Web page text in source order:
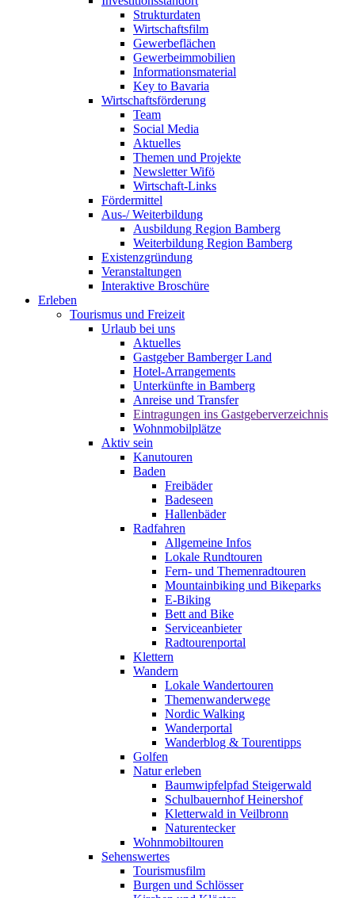
Strukturdaten
Wirtschaftsfilm
Gewerbeflächen
Gewerbeimmobilien
Informationsmaterial
Key to Bavaria
Wirtschaftsförderung
Team
Social Media
Aktuelles
Themen und Projekte
Newsletter Wifö
Wirtschaft-Links
Fördermittel
Aus-/ Weiterbildung
Ausbildung Region Bamberg
Weiterbildung Region Bamberg
Existenzgründung
Veranstaltungen
Interaktive Broschüre
Erleben
Tourismus und Freizeit
Urlaub bei uns
Aktuelles
Gastgeber Bamberger Land
Hotel-Arrangements
Unterkünfte in Bamberg
Anreise und Transfer
Eintragungen ins Gastgeberverzeichnis
Wohnmobilplätze
Aktiv sein
Kanutouren
Baden
Freibäder
Badeseen
Hallenbäder
Radfahren
Allgemeine Infos
Lokale Rundtouren
Fern- und Themenradtouren
Mountainbiking und Bikeparks
E-Biking
Bett and Bike
Serviceanbieter
Radtourenportal
Klettern
Wandern
Lokale Wandertouren
Themenwanderwege
Nordic Walking
Wanderportal
Wanderblog & Tourentipps
Golfen
Natur erleben
Baumwipfelpfad Steigerwald
Schulbauernhof Heinershof
Kletterwald in Veilbronn
Naturentecker
Wohnmobiltouren
Sehenswertes
Tourismusfilm
Burgen und Schlösser